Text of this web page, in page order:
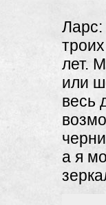
лет.
или
весь
а я